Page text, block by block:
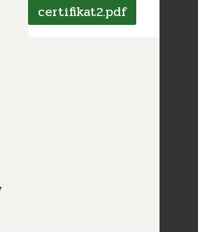
certifikat2.pdf